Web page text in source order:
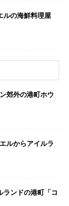
ルの海鮮料理屋
郊外の港町ホウ
ルからアイルラ
ンドの港町「コ